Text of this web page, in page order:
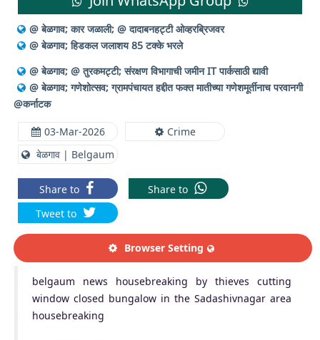
@ बेळगाव; कार जळाली; @ दादाबनहट्टी ओव्हरब्रिजवर
@ बेळगाव; हिडकल जलाशय 85 टक्के भरले
@ बेळगाव; @ तुरकमट्टी; संरक्षण विभागाची जमीन IT पार्कसाठी द्यावी
@ बेळगाव; गणेशोत्सव; ग्रामपंचायत हद्दीत फक्त मातीच्या गणेशमूर्तीनाच परवानगी
@कर्नाटक
03-Mar-2026
Crime
बेळगाव | Belgaum
Share to
Share to
Tweet to
Browser Setting
belgaum news housebreaking by thieves cutting
window closed bungalow in the Sadashivnagar area
housebreaking